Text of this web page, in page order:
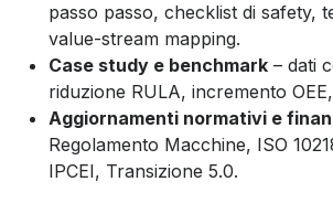
passo passo, checklist di safety,
value-stream mapping.
Case study e benchmark – dati
riduzione RULA, incremento
Aggiornamenti normativi e
Regolamento Macchine, ISO
IPCEI, Transizione 5.0.